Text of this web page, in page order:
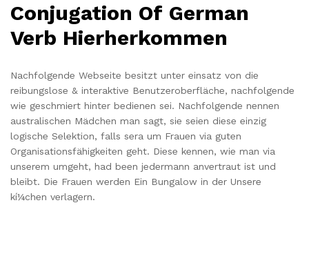
Conjugation Of German
Verb Hierherkommen
Nachfolgende Webseite besitzt unter einsatz von die
reibungslose & interaktive Benutzeroberfläche, nachfolgende
wie geschmiert hinter bedienen sei. Nachfolgende nennen
australischen Mädchen man sagt, sie seien diese einzig
logische Selektion, falls sera um Frauen via guten
Organisationsfähigkeiten geht. Diese kennen, wie man via
unserem umgeht, had been jedermann anvertraut ist und
bleibt. Die Frauen werden Ein Bungalow in der Unsere
kí¼chen verlagern.